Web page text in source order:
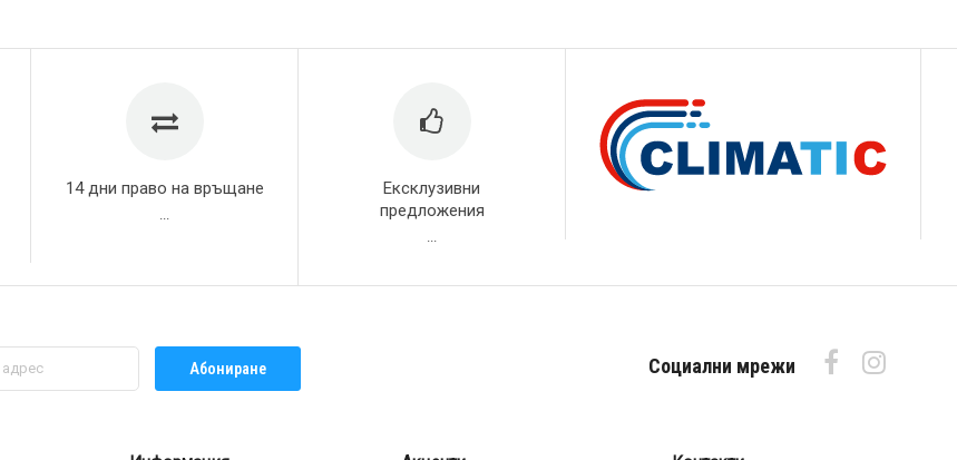
14 дни право на връщане
Ексклузивни
предложения
Абониране Социални мрежи